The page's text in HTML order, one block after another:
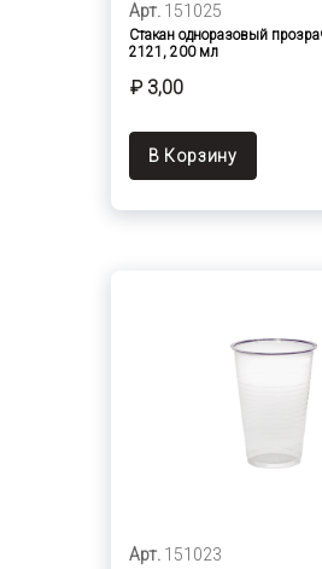
Арт. 151025
Стакан одноразовый
2121, 200 мл
₽ 3,00
В Корзину
Арт. 151023